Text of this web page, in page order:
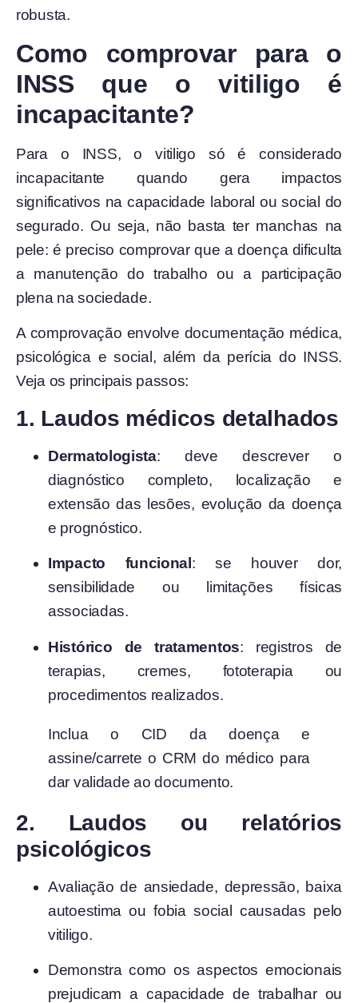
robusta.
Como comprovar para o
INSS que o vitiligo é
incapacitante?
Para o INSS, o vitiligo só é considerado
incapacitante quando gera impactos
significativos na capacidade laboral ou social do
segurado. Ou seja, não basta ter manchas na
pele: é preciso comprovar que a doença dificulta
a manutenção do trabalho ou a participação
plena na sociedade.
A comprovação envolve documentação médica,
psicológica e social, além da perícia do INSS.
Veja os principais passos:
1. Laudos médicos detalhados
Dermatologista: deve descrever o
diagnóstico completo, localização e
extensão das lesões, evolução da doença
e prognóstico.
Impacto funcional : se houver dor,
sensibilidade ou limitações físicas
associadas.
Histórico de tratamentos: registros de
terapias, cremes, fototerapia ou
procedimentos realizados.
Inclua o CID da doença e
assine/carrete o CRM do médico para
dar validade ao documento.
2. Laudos ou relatórios
psicológicos
Avaliação de ansiedade, depressão, baixa
autoestima ou fobia social causadas pelo
vitiligo.
Demonstra como os aspectos emocionais
prejudicam a capacidade de trabalhar ou